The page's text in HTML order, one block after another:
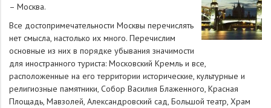
– Москва.
Все достопримечательности Москвы перечислять
нет смысла, настолько их много. Перечислим
основные из них в порядке убывания значимости
для иностранного туриста: Московский Кремль и все,
расположенные на его территории исторические, культурные и
религиозные памятники, Собор Василия Блаженного, Красная
Площадь, Мавзолей, Александровский сад, Большой театр, Храм